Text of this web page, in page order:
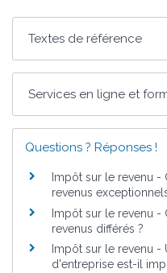
Textes de référence
Services en ligne et
Questions ? Réponses !
Impôt sur le revenu
revenus
Impôt sur le revenu
revenus différés ?
Impôt sur le revenu -
d'entreprise est-il